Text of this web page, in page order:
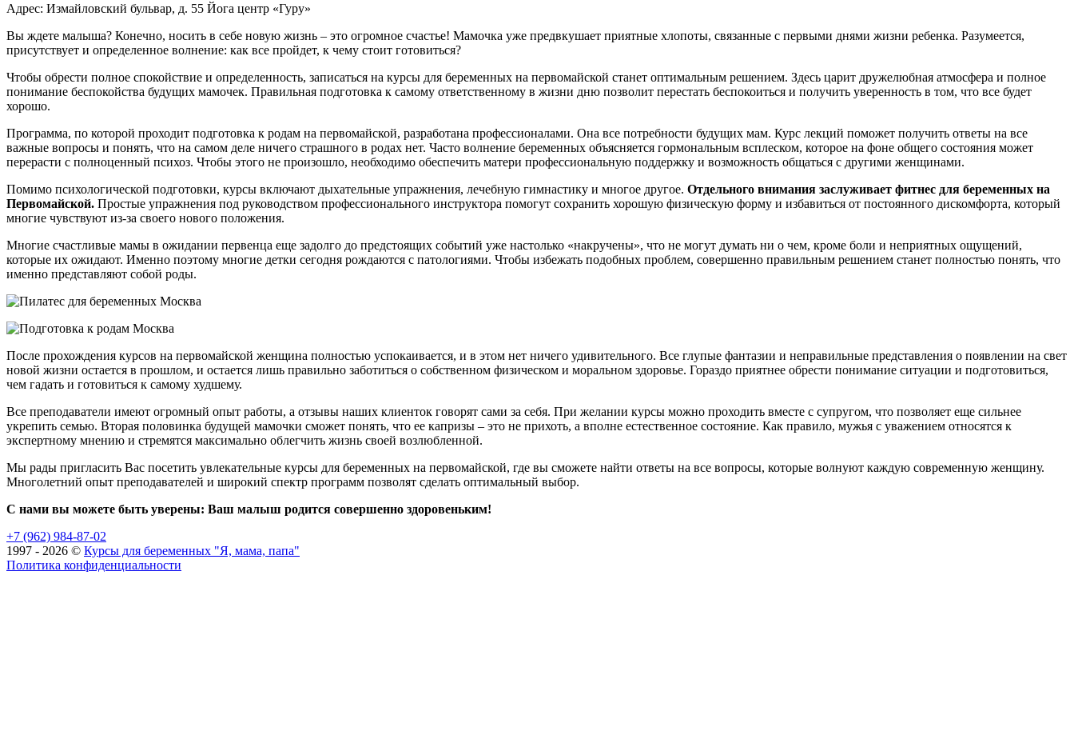
Адрес: Измайловский бульвар, д. 55 Йога центр «Гуру»
Вы ждете малыша? Конечно, носить в себе новую жизнь – это огромное счастье! Мамочка уже предвкушает приятные хлопоты, связанные с первыми днями жизни ребенка. Разумеется,
присутствует и определенное волнение: как все пройдет, к чему стоит готовиться?
Чтобы обрести полное спокойствие и определенность, записаться на курсы для беременных на первомайской станет оптимальным решением. Здесь царит дружелюбная атмосфера и полное
понимание беспокойства будущих мамочек. Правильная подготовка к самому ответственному в жизни дню позволит перестать беспокоиться и получить уверенность в том, что все будет
хорошо.
Программа, по которой проходит подготовка к родам на первомайской, разработана профессионалами. Она все потребности будущих мам. Курс лекций поможет получить ответы на все
важные вопросы и понять, что на самом деле ничего страшного в родах нет. Часто волнение беременных объясняется гормональным всплеском, которое на фоне общего состояния может
перерасти с полноценный психоз. Чтобы этого не произошло, необходимо обеспечить матери профессиональную поддержку и возможность общаться с другими женщинами.
Помимо психологической подготовки, курсы включают дыхательные упражнения, лечебную гимнастику и многое другое. Отдельного внимания заслуживает фитнес для беременных на
Первомайской. Простые упражнения под руководством профессионального инструктора помогут сохранить хорошую физическую форму и избавиться от постоянного дискомфорта, который
многие чувствуют из-за своего нового положения.
Многие счастливые мамы в ожидании первенца еще задолго до предстоящих событий уже настолько «накручены», что не могут думать ни о чем, кроме боли и неприятных ощущений,
которые их ожидают. Именно поэтому многие детки сегодня рождаются с патологиями. Чтобы избежать подобных проблем, совершенно правильным решением станет полностью понять, что
именно представляют собой роды.
После прохождения курсов на первомайской женщина полностью успокаивается, и в этом нет ничего удивительного. Все глупые фантазии и неправильные представления о появлении на свет
новой жизни остается в прошлом, и остается лишь правильно заботиться о собственном физическом и моральном здоровье. Гораздо приятнее обрести понимание ситуации и подготовиться,
чем гадать и готовиться к самому худшему.
Все преподаватели имеют огромный опыт работы, а отзывы наших клиенток говорят сами за себя. При желании курсы можно проходить вместе с супругом, что позволяет еще сильнее
укрепить семью. Вторая половинка будущей мамочки сможет понять, что ее капризы – это не прихоть, а вполне естественное состояние. Как правило, мужья с уважением относятся к
экспертному мнению и стремятся максимально облегчить жизнь своей возлюбленной.
Мы рады пригласить Вас посетить увлекательные курсы для беременных на первомайской, где вы сможете найти ответы на все вопросы, которые волнуют каждую современную женщину.
Многолетний опыт преподавателей и широкий спектр программ позволят сделать оптимальный выбор.
С нами вы можете быть уверены: Ваш малыш родится совершенно здоровеньким!
+7 (962) 984-87-02
1997 - 2026 © Курсы для беременных "Я, мама, папа"
Политика конфиденциальности